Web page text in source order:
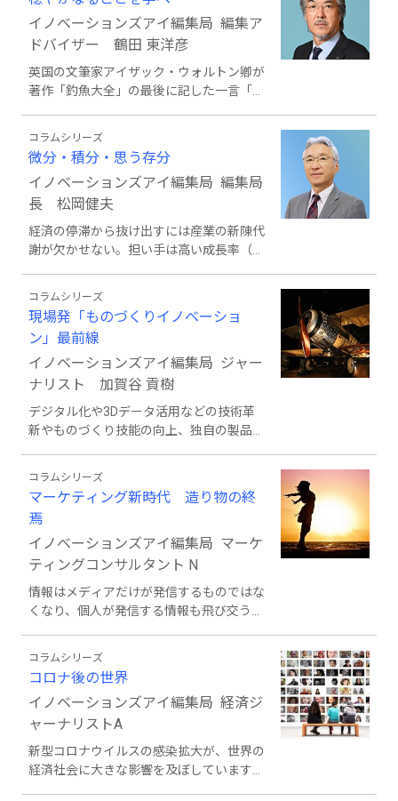
し…」とあります。下賀茂神社の息子であ
る鴨長明は、神社下流側の下賀茂デルタを
形成する鴨川のほとりで川の流れを眺め、
こでいう「よどみ」は流れが緩やかになっ
た場所、「うたかた」は泡ですが、我々の
社会の成功者も生まれては消える「よどみ
のうたかた（泡）」のようなもんだ、と。
この例えを拝借し、勝手な解釈も交えなが
ら、様々な“流れ”について、“よどみ”の中
から“うたかた”のような筆者が“うたか
た”のようなヒト・モノ・カネなどに対し
て随筆型のコラムを発信していきます。
イノベーションズアイ編集局 編集ア
ドバイザー 鶴田 東洋彦
英国の文筆家アイザック・ウォルトン卿が
著作「釣魚大全」の最後に記した一言「S
レートを探し出し紹介したことで広く知ら
れることになった。開高から聞かされた井
伏鱒二は「“静謐の学習”とでも言えるな」
と語ったそうだが、含蓄のある言葉であ
や子を病気で亡くしながらも、湖や渓流に
釣り糸を垂れ、故事伝承を紡ぐように書き
とめ、この言葉で結んだ名作の結び。穏や
かとは程遠い喧噪の日常で記されたこの言
葉は、混沌とした今の社会情勢だからこ
そ、噛みしめるべきではないか。忙殺され
仕事時間が全てではない。喧噪の中にあっ
ても「穏やか」な思いを抱かせるコラムを
綴っていきたい。
コラムシリーズ
微分・積分・思う存分
イノベーションズアイ編集局 編集局
長 松岡健夫
経済の停滞から抜け出すには産業の新陳代
謝が欠かせない。担い手は高い成長率（変
は豊かな発想力と技術力を〝思う存分〟に
使って築いたユニークモデルで市場開拓に
挑む。こうしたやんちゃな「出る杭」を紹
介していく。
コラムシリーズ
現場発「ものづくりイノベーショ
ン」最前線
イノベーションズアイ編集局 ジャー
ナリスト 加賀谷 貢樹
デジタル化や3Dデータ活用などの技術革
新やものづくり技能の向上、独自の製品や
ャレンジの今を伝える。市場や最新テクノ
ロジーの研究開発動向、企業のチャレンジ
を支える支援制度についてもリポートす
る。
コラムシリーズ
マーケティング新時代 造り物の終
焉
イノベーションズアイ編集局 マーケ
ティングコンサルタント N
情報はメディアだけが発信するものではな
くなり、個人が発信する情報も飛び交う時
信した情報が大きな影響を与えることもあ
ります。そんな環境に人は適応し、既に時
代が変化していることを時折り感じさせら
れます。このコラムでは、マーケティング
筆していきたいと思います。
コラムシリーズ
コロナ後の世界
イノベーションズアイ編集局 経済ジ
ャーナリストA
新型コロナウイルスの感染拡大が、世界の
経済社会に大きな影響を及ぼしています。